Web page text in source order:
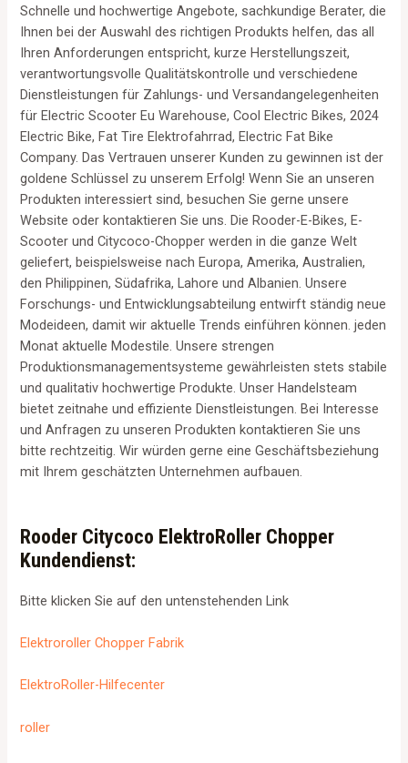
Schnelle und hochwertige Angebote, sachkundige Berater, die
Ihnen bei der Auswahl des richtigen Produkts helfen, das all
Ihren Anforderungen entspricht, kurze Herstellungszeit,
verantwortungsvolle Qualitätskontrolle und verschiedene
Dienstleistungen für Zahlungs- und Versandangelegenheiten
für Electric Scooter Eu Warehouse, Cool Electric Bikes, 2024
Electric Bike, Fat Tire Elektrofahrrad, Electric Fat Bike
Company. Das Vertrauen unserer Kunden zu gewinnen ist der
goldene Schlüssel zu unserem Erfolg! Wenn Sie an unseren
Produkten interessiert sind, besuchen Sie gerne unsere
Website oder kontaktieren Sie uns. Die Rooder-E-Bikes, E-
Scooter und Citycoco-Chopper werden in die ganze Welt
geliefert, beispielsweise nach Europa, Amerika, Australien,
den Philippinen, Südafrika, Lahore und Albanien. Unsere
Forschungs- und Entwicklungsabteilung entwirft ständig neue
Modeideen, damit wir aktuelle Trends einführen können. jeden
Monat aktuelle Modestile. Unsere strengen
Produktionsmanagementsysteme gewährleisten stets stabile
und qualitativ hochwertige Produkte. Unser Handelsteam
bietet zeitnahe und effiziente Dienstleistungen. Bei Interesse
und Anfragen zu unseren Produkten kontaktieren Sie uns
bitte rechtzeitig. Wir würden gerne eine Geschäftsbeziehung
mit Ihrem geschätzten Unternehmen aufbauen.
Rooder Citycoco ElektroRoller Chopper
Kundendienst:
Bitte klicken Sie auf den untenstehenden Link
Elektroroller Chopper Fabrik
ElektroRoller-Hilfecenter
roller